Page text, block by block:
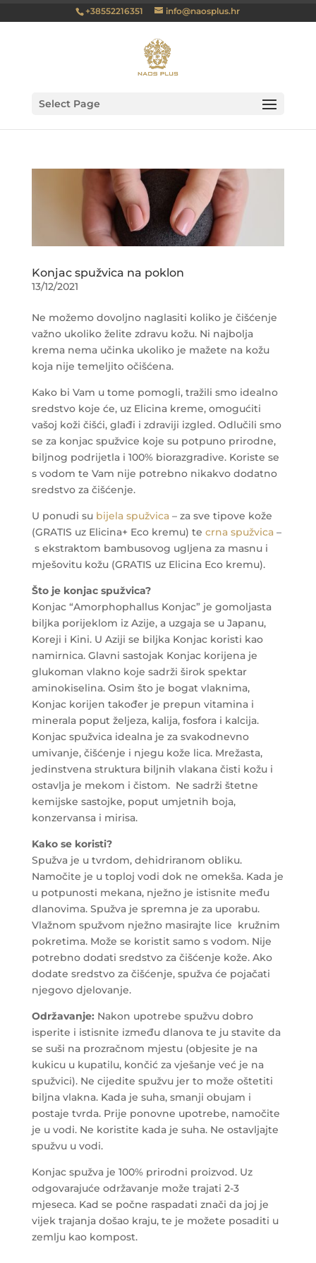
+38552216351 info@naosplus.hr
Select Page
Konjac spužvica na poklon
13/12/2021
Ne možemo dovoljno naglasiti koliko je čišćenje
važno ukoliko želite zdravu kožu. Ni najbolja
krema nema učinka ukoliko je mažete na kožu
koja nije temeljito očišćena.
Kako bi Vam u tome pomogli, tražili smo idealno
sredstvo koje će, uz Elicina kreme, omogućiti
vašoj koži čišći, glađi i zdraviji izgled. Odlučili smo
se za konjac spužvice koje su potpuno prirodne,
biljnog podrijetla i 100% biorazgradive. Koriste se
s vodom te Vam nije potrebno nikakvo dodatno
sredstvo za čišćenje.
U ponudi su bijela spužvica– za sve tipove kože
(GRATIS uz Elicina+ Eco kremu) te crna spužvica–
s ekstraktom bambusovog ugljena za masnu i
mješovitu kožu (GRATIS uz Elicina Eco kremu).
Što je konjac spužvica?
Konjac “Amorphophallus Konjac” je gomoljasta
biljka porijeklom iz Azije, a uzgaja se u Japanu,
Koreji i Kini. U Aziji se biljka Konjac koristi kao
namirnica. Glavni sastojak Konjac korijena je
glukoman vlakno koje sadrži širok spektar
aminokiselina. Osim što je bogat vlaknima,
Konjac korijen također je prepun vitamina i
minerala poput željeza, kalija, fosfora i kalcija.
Konjac spužvica idealna je za svakodnevno
umivanje, čišćenje i njegu kože lica. Mrežasta,
jedinstvena struktura biljnih vlakana čisti kožu i
ostavlja je mekom i čistom. Ne sadrži štetne
kemijske sastojke, poput umjetnih boja,
konzervansa i mirisa.
Kako se koristi?
Spužva je u tvrdom, dehidriranom obliku.
Namočite je u toploj vodi dok ne omekša. Kada je
u potpunosti mekana, nježno je istisnite među
dlanovima. Spužva je spremna je za uporabu.
Vlažnom spužvom nježno masirajte lice kružnim
pokretima. Može se koristit samo s vodom. Nije
potrebno dodati sredstvo za čišćenje kože. Ako
dodate sredstvo za čišćenje, spužva će pojačati
njegovo djelovanje.
Održavanje: Nakon upotrebe spužvu dobro
isperite i istisnite između dlanova te ju stavite da
se suši na prozračnom mjestu (objesite je na
kukicu u kupatilu, končić za vješanje već je na
spužvici). Ne cijedite spužvu jer to može oštetiti
biljna vlakna. Kada je suha, smanji obujam i
postaje tvrda. Prije ponovne upotrebe, namočite
je u vodi. Ne koristite kada je suha. Ne ostavljajte
spužvu u vodi.
Konjac spužva je 100% prirodni proizvod. Uz
odgovarajuće održavanje može trajati 2-3
mjeseca. Kad se počne raspadati znači da joj je
vijek trajanja došao kraju, te je možete posaditi u
zemlju kao kompost.